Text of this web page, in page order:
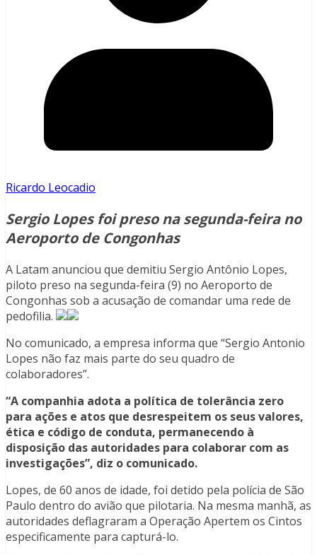
Ricardo Leocadio
Sergio Lopes foi preso na segunda-feira no
Aeroporto de Congonhas
A Latam anunciou que demitiu Sergio Antônio Lopes,
piloto preso na segunda-feira (9) no Aeroporto de
Congonhas sob a acusação de comandar uma rede de
pedofilia.
No comunicado, a empresa informa que “Sergio Antonio
Lopes não faz mais parte do seu quadro de
colaboradores”.
“A companhia adota a política de tolerância zero
para ações e atos que desrespeitem os seus valores,
ética e código de conduta, permanecendo à
disposição das autoridades para colaborar com as
investigações”, diz o comunicado.
Lopes, de 60 anos de idade, foi detido pela polícia de São
Paulo dentro do avião que pilotaria. Na mesma manhã, as
autoridades deflagraram a Operação Apertem os Cintos
especificamente para capturá-lo.